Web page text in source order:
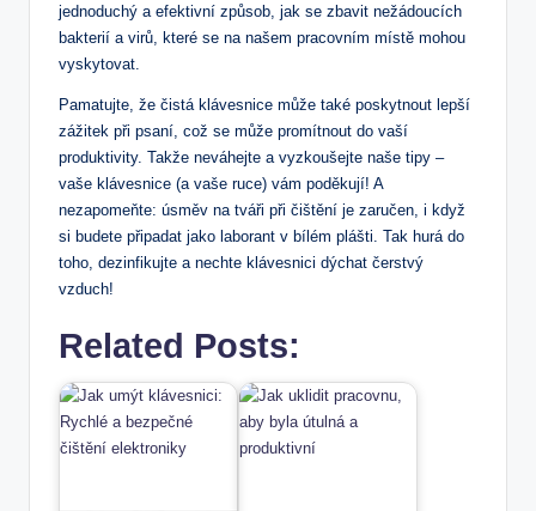
jednoduchý a efektivní způsob, jak se zbavit nežádoucích
bakterií a virů, které se na našem pracovním místě mohou
vyskytovat.
Pamatujte, že čistá klávesnice může také poskytnout lepší
zážitek při psaní, což se může promítnout do vaší
produktivity. Takže neváhejte a vyzkoušejte naše tipy –
vaše klávesnice (a vaše ruce) vám poděkují! A
nezapomeňte: úsměv na tváři při čištění je zaručen, i když
si budete připadat jako laborant v bílém plášti. Tak hurá do
toho, dezinfikujte a nechte klávesnici dýchat čerstvý
vzduch!
Related Posts: